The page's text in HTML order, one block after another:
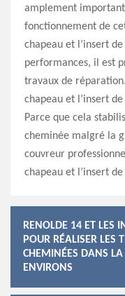
amplement
fonctionnement de
chapeau et l’insert
performances, il est
travaux de
chapeau et l’insert
Parce que cela
cheminée malgré la
couvreur
chapeau et l’insert
RENOLDE 14 ET LES
POUR RÉALISER LES
CHEMINÉES DANS LA
ENVIRONS